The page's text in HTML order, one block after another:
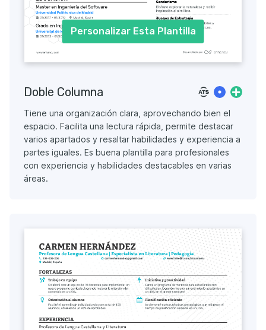
Personalizar Esta Plantilla
Doble Columna
Tiene una organización clara, aprovechando bien el
espacio. Facilita una lectura rápida, permite destacar
varios apartados y resaltar habilidades y experiencia a
partes iguales. Es buena plantilla para profesionales
con experiencia y habilidades destacables en varias
áreas.